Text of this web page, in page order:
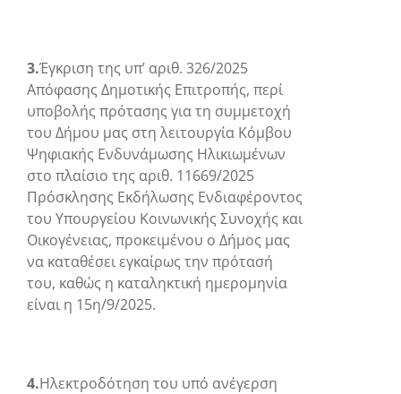
3.Έγκριση της υπ’ αριθ. 326/2025
Απόφασης Δημοτικής Επιτροπής, περί
υποβολής πρότασης για τη συμμετοχή
του Δήμου μας στη λειτουργία Κόμβου
Ψηφιακής Ενδυνάμωσης Ηλικιωμένων
στο πλαίσιο της αριθ. 11669/2025
Πρόσκλησης Εκδήλωσης Ενδιαφέροντος
του Υπουργείου Κοινωνικής Συνοχής και
Οικογένειας, προκειμένου ο Δήμος μας
να καταθέσει εγκαίρως την πρότασή
του, καθώς η καταληκτική ημερομηνία
είναι η 15η/9/2025.
4.Ηλεκτροδότηση του υπό ανέγερση